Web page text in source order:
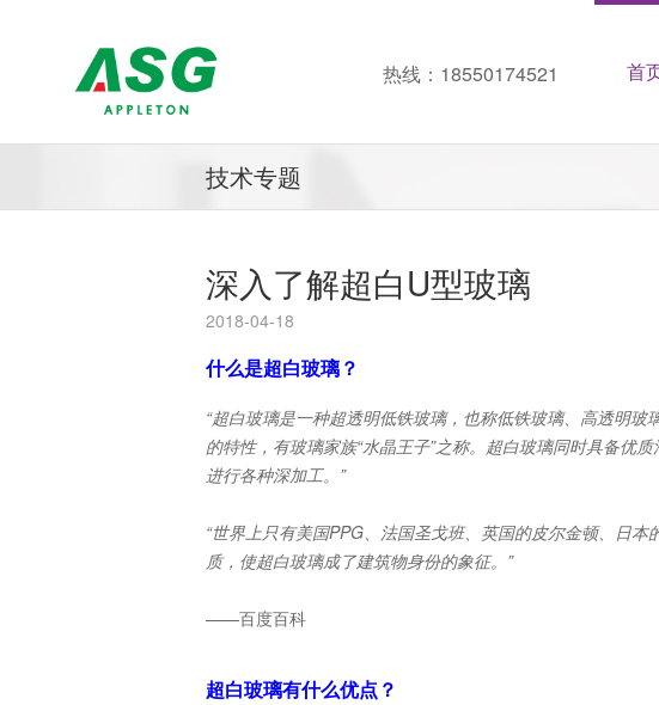
热线：18550174521 首
技术专题
深入了解超白U型玻璃
2018-04-18
什么是超白玻璃？
“超白玻璃是一种超透明低铁玻璃，也称低铁玻璃、高透明
的特性，有玻璃家族“水晶王子”之称。超白玻璃同时具备优
进行各种深加工。”
“世界上只有美国PPG、法国圣戈班、英国的皮尔金顿、日
质，使超白玻璃成了建筑物身份的象征。”
——百度百科
超白玻璃有什么优点？